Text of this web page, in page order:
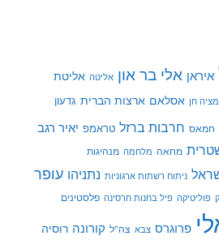
איראן אלי בר און אליטה אליטת
חן אסלאם ארצות הברית גדעון
חמאס חרבות ברזל טראמפ יאיר רגב
מחאה מלחמה מנהיגות
ניתוח רשתות ארגוניות נתניהו עופר
פוליטיקה פיל בחנות חרסינה פלסטינים
פרוגרס צבא צה"ל קורונה רוסיה